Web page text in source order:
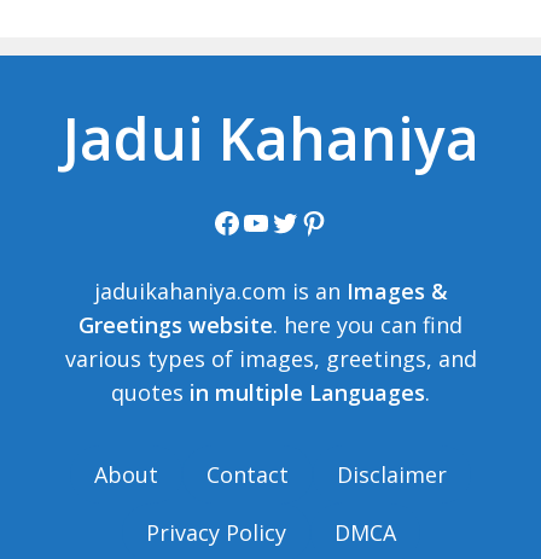
Jadui Kahaniya
Facebook
YouTube
Twitter
Pinterest
jaduikahaniya.com is an Images &
Greetings website. here you can find
various types of images, greetings, and
quotes in multiple Languages.
About Contact
Disclaimer
Privacy Policy
DMCA